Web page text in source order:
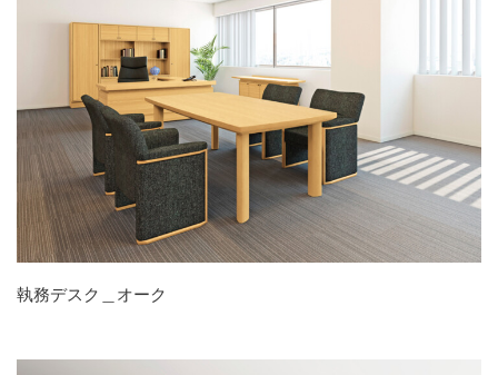
執務デスク＿オーク